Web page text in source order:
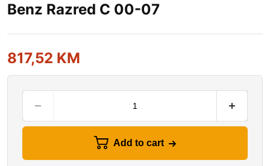
Benz Razred C 00-07
817,52 KM
Add to cart